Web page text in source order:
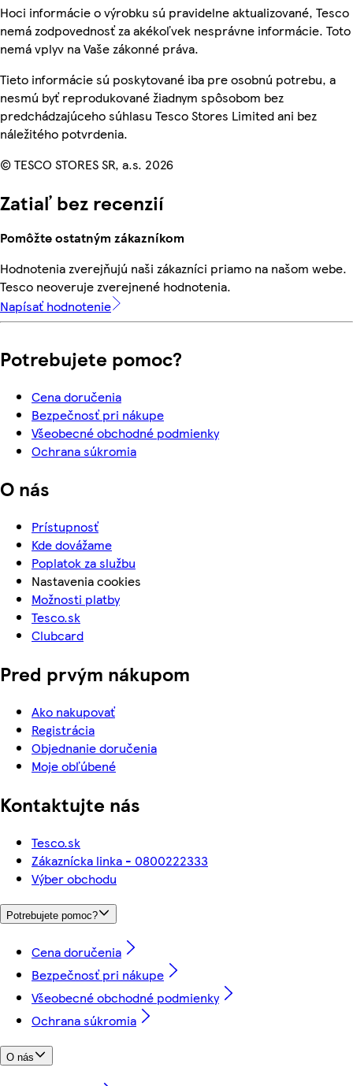
Hoci informácie o výrobku sú pravidelne aktualizované, Tesco
nemá zodpovednosť za akékoľvek nesprávne informácie. Toto
nemá vplyv na Vaše zákonné práva.
Tieto informácie sú poskytované iba pre osobnú potrebu, a
nesmú byť reprodukované žiadnym spôsobom bez
predchádzajúceho súhlasu Tesco Stores Limited ani bez
náležitého potvrdenia.
© TESCO STORES SR, a.s. 2026
Zatiaľ bez recenzií
Pomôžte ostatným zákazníkom
Hodnotenia zverejňujú naši zákazníci priamo na našom webe.
Tesco neoveruje zverejnené hodnotenia.
Napísať hodnotenie
Potrebujete pomoc?
Cena doručenia
Bezpečnosť pri nákupe
Všeobecné obchodné podmienky
Ochrana súkromia
O nás
Prístupnosť
Kde dovážame
Poplatok za službu
Nastavenia cookies
Možnosti platby
Tesco.sk
Clubcard
Pred prvým nákupom
Ako nakupovať
Registrácia
Objednanie doručenia
Moje obľúbené
Kontaktujte nás
Tesco.sk
Zákaznícka linka - 0800222333
Výber obchodu
Potrebujete pomoc?
Cena doručenia
Bezpečnosť pri nákupe
Všeobecné obchodné podmienky
Ochrana súkromia
O nás